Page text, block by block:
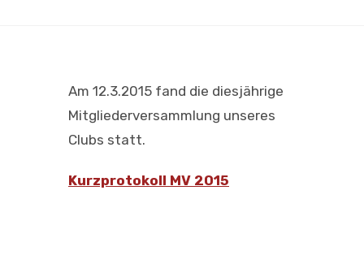
Am 12.3.2015 fand die diesjährige
Mitgliederversammlung unseres
Clubs statt.
Kurzprotokoll MV 2015